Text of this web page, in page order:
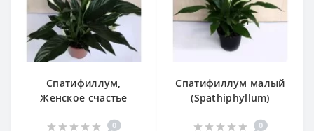
Спатифиллум,
Женское счастье
0
Спатифиллум малый
(Spathiphyllum)
0